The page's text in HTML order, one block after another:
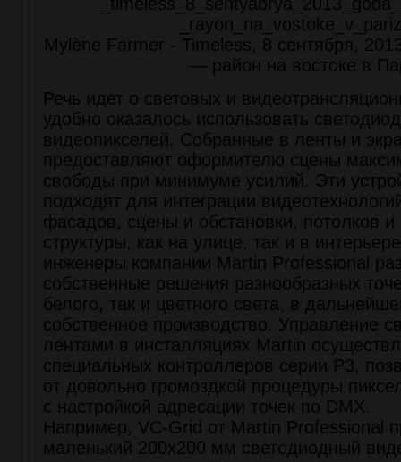
Mylène Farmer - Timeless, 8 сентября,
— район на востоке в
Речь идет о световых и
удобно оказалось использовать
видеопикселей. Собранные в ленты и
предоставляют оформителю сцены
свободы при минимуме усилий. Эти
подходят для интеграции
фасадов, сцены и обстановки, потолков
структуры, как на улице, так и в
инженеры компании Martin Professional
собственные решения разнообразных
белого, так и цветного света, в
собственное производство. Управление
лентами в инсталляциях Martin
специальных контроллеров серии P3,
от довольно громоздкой процедуры
с настройкой адресации точек по DMX.
Например, VC-Grid от Martin Professional
маленький 200х200 мм светодиодный